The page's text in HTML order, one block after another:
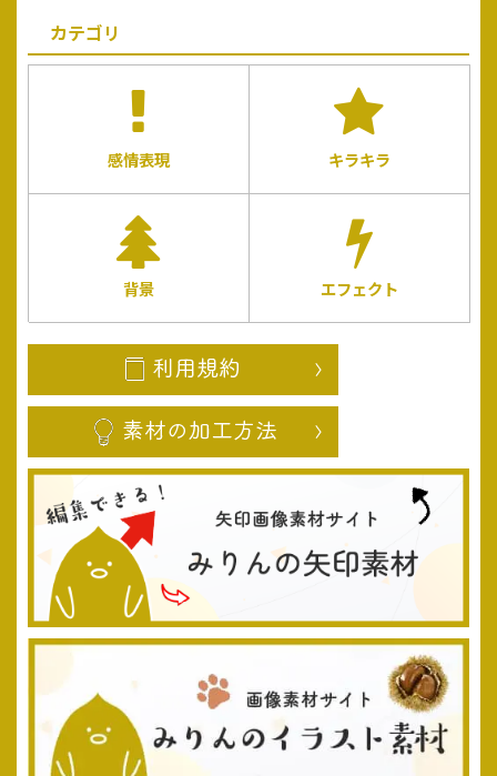
カテゴリ
感情表現 キラキラ
背景 エフェクト